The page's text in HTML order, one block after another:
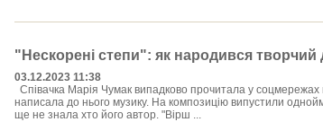
"Нескорені степи": як народився творчий
03.12.2023 11:38
Співачка Марія Чумак випадково прочитала у
написала до нього музику. На композицію випустили
ще не знала хто його автор. "Вірш ...